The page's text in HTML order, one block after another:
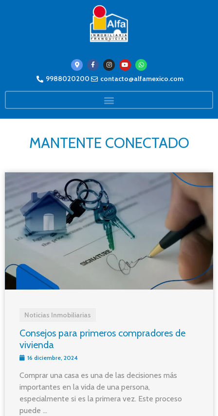
9988020200 contacto@alfamexico.com
MANTENTE CONECTADO
Noticias Inmobiliarias
Consejos para primeros compradores de
vivienda
16 diciembre, 2024
Comprar una casa es una de las decisiones más
importantes en la vida de una persona,
especialmente si es la primera vez. Este proceso
puede ...